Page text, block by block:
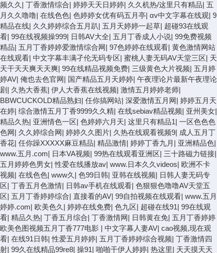
频久久 | 丁香激情综合| 婷婷天天日婷婷| 久久机热/这里只有精品| 五
月久久噜噜| 在线色色| 色婷婷女优有码五月亭| αv中文字幕在线观| 9
精品在线| 久久婷婷综合五月趴| 五月天婷婷一起草| 超碰93在线观
看| 99在线视频操999| 日韩AV大全| 五月丁香成人小说| 99免费视频
精品| 五月丁香婷婷爱激情综合网| 97色婷婷在线观看| 黄色激情网站
在线观看| 中文字幕丰满孑伦无码专区| 蜜桃人妻无码AV天堂三区| 天
天干天天爽天天爽| 99在线精品视频免费| 三级黄色大片视频| 五月婷
婷AV| 俺也去色官网| 国产精品五月天婷婷| 午夜理论片最新午夜理论
剧 | 久热大香蕉| 伊人大香蕉在线视频| 激情五月婷婷老师|
BBWCUCKOLD精品熟妇| 任你搞网站| 深爱激情五月网| 婷婷五月天
在婷| 综合激情五月丁香9999久久精| 在线sebiav精品视频| 亚州美女|
精品久热| 亚洲情色一区| 色婷婷六月天| 这里只有精品1| 一区色色色
色网| 久久婷综合网| 婷婷久久图片| 久热在线观看视频9| 成人五月丁
香花| 任你躁XXXXX麻豆精品| 精品激情| 婷婷丁香九月 | 亚洲精品色|
www.五月.com| 日本VA视频| 99热在线观看亚洲区| 三十路磁力链接|
五月婷婷色男女|性爱在线播放av| www.日本久久videos| 欧洲不卡
视频| 在线色色| www久 | 色99日韩| 亚韩在线视频| 日韩人妻无码专
区| 丁香五月色激情| 日韩av手机在线观看| 色狠狠色噜噜AV天堂五
区| 五月丁香婷婷综合| 直接看的AV| 99自拍视频在线观看| www.五月
婷婷.com| 欧美色久 | 婷婷在线免费| 色九区| 超碰在线91| 99在线观
看| 精品久热| 丁香五月综合| 丁香激情网| 日韩黄在免| 五月丁香婷婷
欧美色图视频五月丁香777电影 | 中文字幕人妻AV| cao视频,现在观
看| 在线91日韩|性爱五月婷婷| 五月丁香婷婷综合视频| 丁香激情四
射| 99久在线精品99re8| 操91| 啪啪干伊人婷婷| 热这里| 天天摸天天